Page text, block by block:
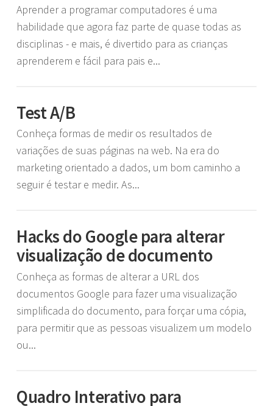
Aprender a programar computadores é uma
habilidade que agora faz parte de quase todas as
disciplinas - e mais, é divertido para as crianças
aprenderem e fácil para pais e...
Test A/B
Conheça formas de medir os resultados de
variações de suas páginas na web. Na era do
marketing orientado a dados, um bom caminho a
seguir é testar e medir. As...
Hacks do Google para alterar
visualização de documento
Conheça as formas de alterar a URL dos
documentos Google para fazer uma visualização
simplificada do documento, para forçar uma cópia,
para permitir que as pessoas visualizem um modelo
ou...
Quadro Interativo para